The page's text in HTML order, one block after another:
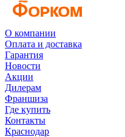
О компании
Оплата и доставка
Гарантия
Новости
Акции
Дилерам
Франшиза
Где купить
Контакты
Краснодар